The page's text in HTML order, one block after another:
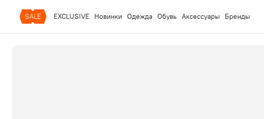
SALE EXCLUSIVE Новинки Одежда Обувь Аксессуары Бренды